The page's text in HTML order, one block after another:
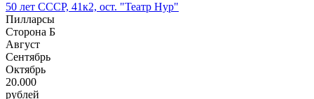
50 лет СССР, 41к2, ост. "Театр Нур"
Пилларсы
Сторона Б
Август
Сентябрь
Октябрь
20.000
рублей